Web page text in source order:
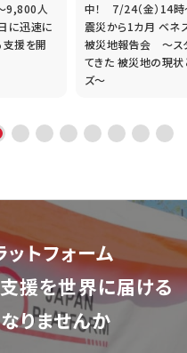
9,800人
に迅速に
支援を開
中！ 7/24（金）14
震災から1カ月 ベネ
被災地報告会 ～ス
てきた 被災地の現
ズ～
ットフォーム
援を世界に届ける
りませんか